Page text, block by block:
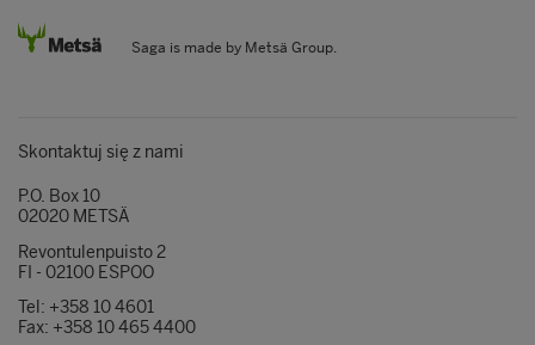
Saga is made by Metsä Group.
Skontaktuj się z nami
P.O. Box 10
02020 METSÄ
Revontulenpuisto 2
FI - 02100 ESPOO
Tel: +358 10 4601
Fax: +358 10 465 4400